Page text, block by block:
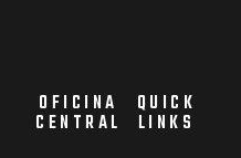
OFICINA
CENTRAL
QUICK
LINKS